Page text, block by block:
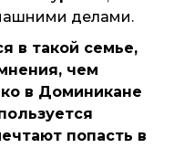
делами.
в такой семье,
чем
в Доминикане
попасть в